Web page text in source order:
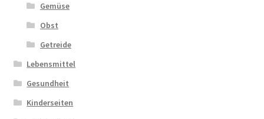
Gemüse
Obst
Getreide
Lebensmittel
Gesundheit
Kinderseiten